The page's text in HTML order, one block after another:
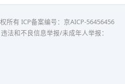
所有 ICP备案编号：京AICP-56456456
法和不良信息举报/未成年人举报：